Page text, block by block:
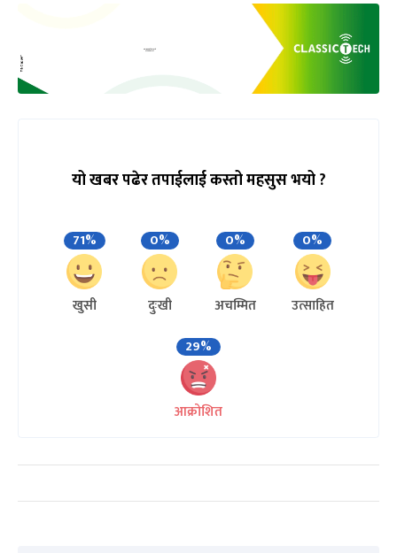
यो खबर पढेर तपाईलाई कस्तो महसुस भयो ?
71%
खुसी
0%
दुःखी
0%
अचम्मित
0%
उत्साहित
29%
आक्रोशित